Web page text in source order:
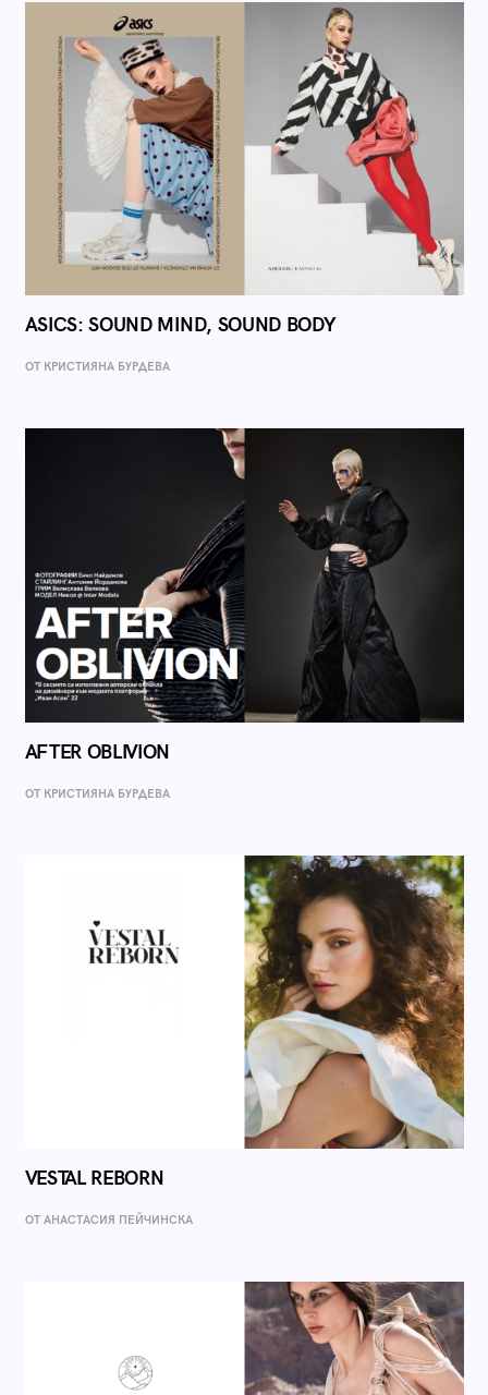
ASICS: SOUND MIND, SOUND BODY
ОТ КРИСТИЯНА БУРДЕВА
AFTER OBLIVION
ОТ КРИСТИЯНА БУРДЕВА
VESTAL REBORN
ОТ AНАСТАСИЯ ПЕЙЧИНСКА